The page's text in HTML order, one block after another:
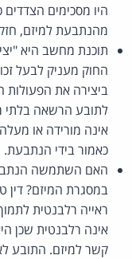
מהנתבעת למיזם,
תוכנת מחשב היא
החוק מעניק לבעל
ביצירה את הפעולות
אינה מורידה או
כאמור בידי הנתבעת.
במסגרת המיזם?
ראייה רלבנטית
קשר למיזם. התובע